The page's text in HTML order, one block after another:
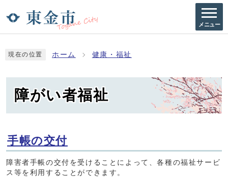
メニュー
現在の位置 ホーム 健康・福祉
障がい者福祉
手帳の交付
障害者手帳の交付を受けることによって、各種の福祉サービ
ス等を利用することができます。